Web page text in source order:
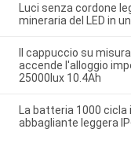
Luci senza cordone
mineraria del LED in
Il cappuccio su
accende l'alloggio
25000lux 10.4Ah
La batteria 1000 cicla
abbagliante leggera